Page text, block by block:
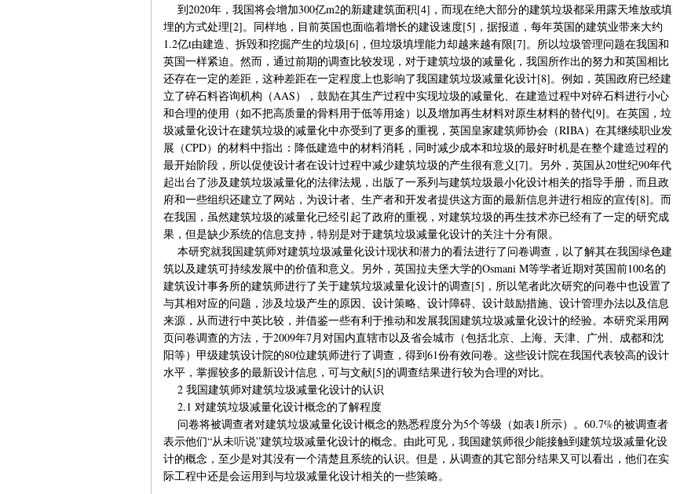
到2020年，我国将会增加300亿m2的新建建筑面积[4]，而现在绝大部分的建筑垃圾都采用露天堆放或填
埋的方式处理[2]。同样地，目前英国也面临着增长的建设速度[5]，据报道，每年英国的建筑业带来大约
1.2亿t由建造、拆毁和挖掘产生的垃圾[6]，但垃圾填埋能力却越来越有限[7]。所以垃圾管理问题在我国和
英国一样紧迫。然而，通过前期的调查比较发现，对于建筑垃圾的减量化，我国所作出的努力和英国相比
还存在一定的差距，这种差距在一定程度上也影响了我国建筑垃圾减量化设计[8]。例如，英国政府已经建
立了碎石料咨询机构（AAS），鼓励在其生产过程中实现垃圾的减量化、在建造过程中对碎石料进行小心
和合理的使用（如不把高质量的骨料用于低等用途）以及增加再生材料对原生材料的替代[9]。在英国，垃
圾减量化设计在建筑垃圾的减量化中亦受到了更多的重视，英国皇家建筑师协会（RIBA）在其继续职业发
展（CPD）的材料中指出：降低建造中的材料消耗，同时减少成本和垃圾的最好时机是在整个建造过程的
最开始阶段，所以促使设计者在设计过程中减少建筑垃圾的产生很有意义[7]。另外，英国从20世纪90年代
起出台了涉及建筑垃圾减量化的法律法规，出版了一系列与建筑垃圾最小化设计相关的指导手册，而且政
府和一些组织还建立了网站，为设计者、生产者和开发者提供这方面的最新信息并进行相应的宣传[8]。而
在我国，虽然建筑垃圾的减量化已经引起了政府的重视，对建筑垃圾的再生技术亦已经有了一定的研究成
果，但是缺少系统的信息支持，特别是对于建筑垃圾减量化设计的关注十分有限。
本研究就我国建筑师对建筑垃圾减量化设计现状和潜力的看法进行了问卷调查，以了解其在我国绿色建
筑以及建筑可持续发展中的价值和意义。另外，英国拉夫堡大学的Osmani M等学者近期对英国前100名的
建筑设计事务所的建筑师进行了关于建筑垃圾减量化设计的调查[5]，所以笔者此次研究的问卷中也设置了
与其相对应的问题，涉及垃圾产生的原因、设计策略、设计障碍、设计鼓励措施、设计管理办法以及信息
来源，从而进行中英比较，并借鉴一些有利于推动和发展我国建筑垃圾减量化设计的经验。本研究采用网
页问卷调查的方法，于2009年7月对国内直辖市以及省会城市（包括北京、上海、天津、广州、成都和沈
阳等）甲级建筑设计院的80位建筑师进行了调查，得到61份有效问卷。这些设计院在我国代表较高的设计
水平，掌握较多的最新设计信息，可与文献[5]的调查结果进行较为合理的对比。
2 我国建筑师对建筑垃圾减量化设计的认识
2.1 对建筑垃圾减量化设计概念的了解程度
问卷将被调查者对建筑垃圾减量化设计概念的熟悉程度分为5个等级（如表1所示）。60.7%的被调查者
表示他们“从未听说”建筑垃圾减量化设计的概念。由此可见，我国建筑师很少能接触到建筑垃圾减量化设
计的概念，至少是对其没有一个清楚且系统的认识。但是，从调查的其它部分结果又可以看出，他们在实
际工程中还是会运用到与垃圾减量化设计相关的一些策略。